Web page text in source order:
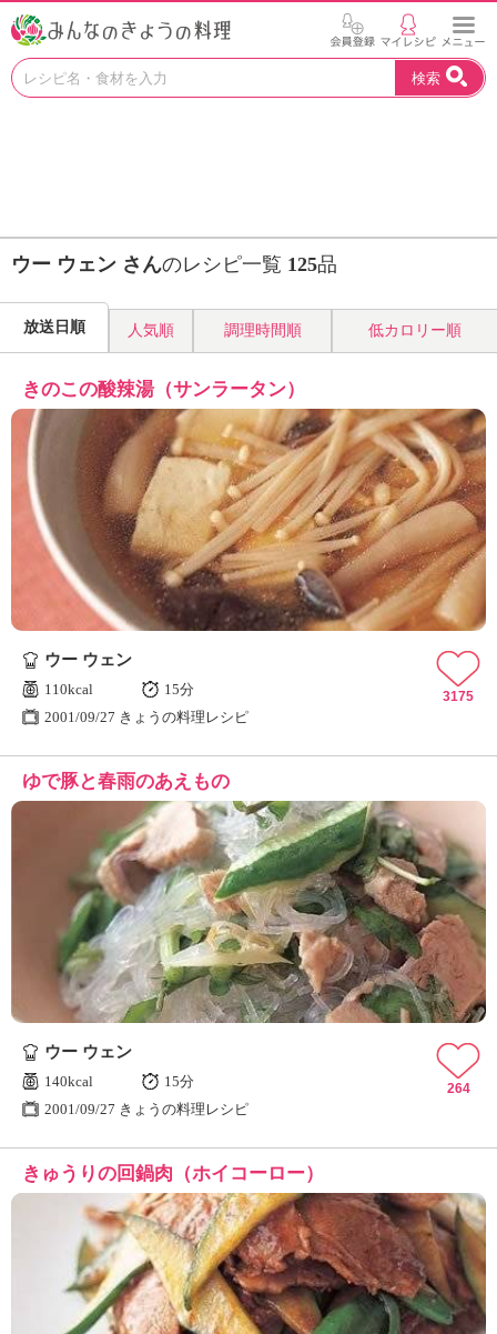
お
見
つ
よ
う
N
H
K
エ
デ
ュ
ケ
ー
シ
ョ
ナ
ん
の
ょ
う
の
料
理
」
検索
ウー ウェン さんのレシピ一覧 125品
放送日順 人気順 調理時間順 低カロリー順
きのこの酸辣湯（サンラータン）
ウー ウェン
110kcal
15分
2001/09/27 きょうの料理レシピ
3175
ゆで豚と春雨のあえもの
ウー ウェン
140kcal
15分
2001/09/27 きょうの料理レシピ
264
きゅうりの回鍋肉（ホイコーロー）